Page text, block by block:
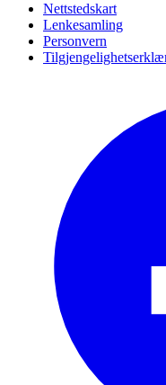
Nettstedskart
Lenkesamling
Personvern